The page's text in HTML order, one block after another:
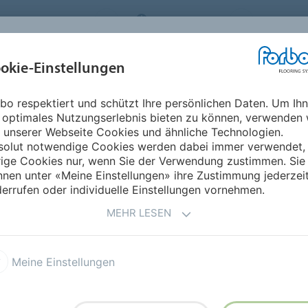
SYSTEMS SWITZERLAND
EINSATZBEREICHE NACHHALTIGKEIT
TRNDS
Einstellungen
respektiert und schützt Ihre persönlichen Daten. Um
Nutzungserlebnis bieten zu können, verwenden
unserer Webseite Cookies und ähnliche Technologien.
notwendige Cookies werden dabei immer verwendet,
Cookies nur, wenn Sie der Verwendung zustimmen. Sie
unter «Meine Einstellungen» ihre Zustimmung
oder individuelle Einstellungen vornehmen.
MEHR LESEN
Meine Einstellungen